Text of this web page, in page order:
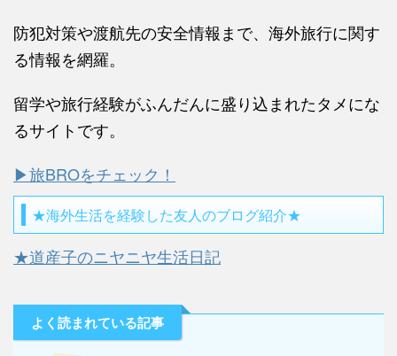
防犯対策や渡航先の安全情報まで、海外旅行に関す
る情報を網羅。
留学や旅行経験がふんだんに盛り込まれたタメにな
るサイトです。
▶旅BROをチェック！
★海外生活を経験した友人のブログ紹介★
★道産子のニヤニヤ生活日記
よく読まれている記事